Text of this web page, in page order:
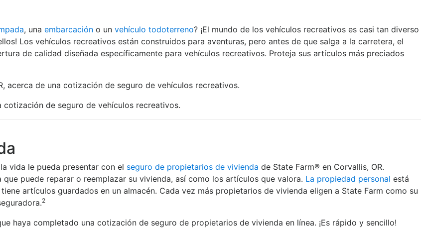
, una embarcación o un vehículo todoterreno? ¡El mundo de los vehículos recreativos es casi tan diverso
Los vehículos recreativos están construidos para aventuras, pero antes de que salga a la carretera, el
de calidad diseñada específicamente para vehículos recreativos. Proteja sus artículos más preciados
acerca de una cotización de seguro de vehículos recreativos.
cotización de seguro de vehículos recreativos.
vida le pueda presentar con el seguro de propietarios de vivienda de State Farm® en Corvallis, OR.
puede reparar o reemplazar su vivienda, así como los artículos que valora. La propiedad personal está
artículos guardados en un almacén. Cada vez más propietarios de vivienda eligen a State Farm como su
2
haya completado una cotización de seguro de propietarios de vivienda en línea. ¡Es rápido y sencillo!